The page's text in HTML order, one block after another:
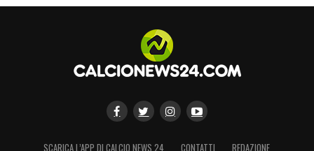
SCARICA L’APP DI CALCIO NEWS 24 CONTATTI REDAZIONE